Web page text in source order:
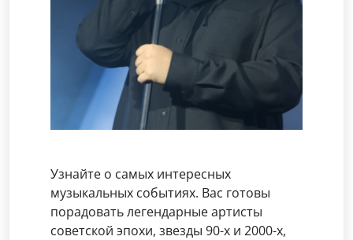
Узнайте о самых интересных
музыкальных событиях. Вас готовы
порадовать легендарные артисты
советской эпохи, звезды 90-х и 2000-х,